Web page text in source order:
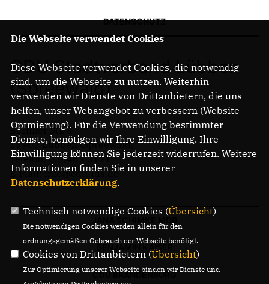
DATENSCHUTZ
CDU Stadtverband Lübben
(Spreewald)
Berliner Str. 8
15907 Lübben (Spreewald)
Telefon: 03546 / 3121
E-Mail: info@cdu-lds.de
BENJAMIN KAISER
CDU BRANDENBURG
Die Webseite verwendet Cookies
Diese Webseite verwendet Cookies, die notwendig
sind, um die Webseite zu nutzen. Weiterhin
verwenden wir Dienste von Drittanbietern, die uns
helfen, unser Webangebot zu verbessern (Website-
Optmierung). Für die Verwendung bestimmter
Dienste, benötigen wir Ihre Einwilligung. Ihre
Einwilligung können Sie jederzeit widerrufen. Weitere
Informationen finden Sie in unserer
Datenschutzerklärung.
Technisch notwendige Cookies (Übersicht)
Die notwendigen Cookies werden allein für den
ordnungsgemäßen Gebrauch der Webseite benötigt.
Cookies von Drittanbietern (Übersicht)
Zur Optimierung unserer Webseite binden wir Dienste und